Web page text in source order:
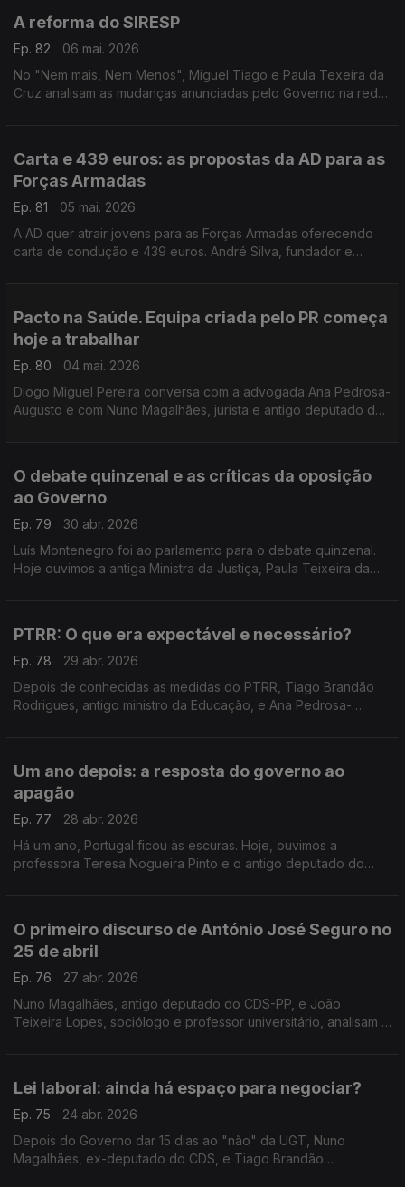
A reforma do SIRESP
Ep. 82
06 mai. 2026
No "Nem mais, Nem Menos", Miguel Tiago e Paula Texeira da
Cruz analisam as mudanças anunciadas pelo Governo na rede
Carta e 439 euros: as propostas da AD para as
Forças Armadas
Ep. 81
05 mai. 2026
A AD quer atrair jovens para as Forças Armadas oferecendo
carta de condução e 439 euros. André Silva, fundador e
Pacto na Saúde. Equipa criada pelo PR começa
hoje a trabalhar
Ep. 80
04 mai. 2026
Diogo Miguel Pereira conversa com a advogada Ana Pedrosa-
Augusto e com Nuno Magalhães, jurista e antigo deputado do
O debate quinzenal e as críticas da oposição
ao Governo
Ep. 79
30 abr. 2026
Luís Montenegro foi ao parlamento para o debate quinzenal.
Hoje ouvimos a antiga Ministra da Justiça, Paula Teixeira da
PTRR: O que era expectável e necessário?
Ep. 78
29 abr. 2026
Depois de conhecidas as medidas do PTRR, Tiago Brandão
Rodrigues, antigo ministro da Educação, e Ana Pedrosa-
Um ano depois: a resposta do governo ao
apagão
Ep. 77
28 abr. 2026
Há um ano, Portugal ficou às escuras. Hoje, ouvimos a
professora Teresa Nogueira Pinto e o antigo deputado do
O primeiro discurso de António José Seguro no
25 de abril
Ep. 76
27 abr. 2026
Nuno Magalhães, antigo deputado do CDS-PP, e João
Teixeira Lopes, sociólogo e professor universitário, analisam o
Lei laboral: ainda há espaço para negociar?
Ep. 75
24 abr. 2026
Depois do Governo dar 15 dias ao "não" da UGT, Nuno
Magalhães, ex-deputado do CDS, e Tiago Brandão